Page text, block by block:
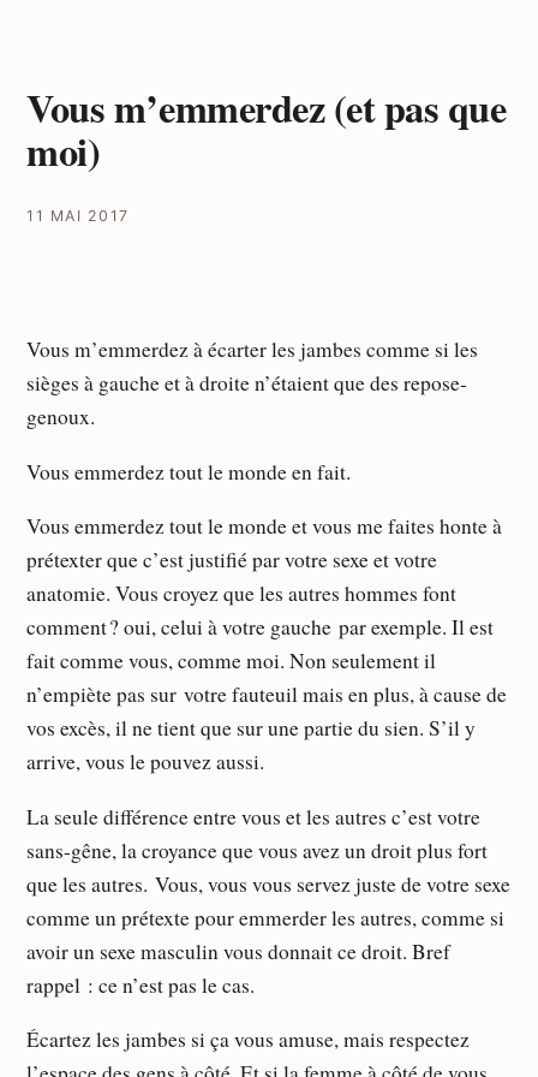
Vous m’emmerdez (et pas que
moi)
11 MAI 2017
Vous m’emmerdez à écarter les jambes comme si les
sièges à gauche et à droite n’étaient que des repose-
genoux.
Vous emmerdez tout le monde en fait.
Vous emmerdez tout le monde et vous me faites honte à
prétexter que c’est justifié par votre sexe et votre
anatomie. Vous croyez que les autres hommes font
comment ? oui, celui à votre gauche par exemple. Il est
fait comme vous, comme moi. Non seulement il
n’empiète pas sur votre fauteuil mais en plus, à cause de
vos excès, il ne tient que sur une partie du sien. S’il y
arrive, vous le pouvez aussi.
La seule différence entre vous et les autres c’est votre
sans-gêne, la croyance que vous avez un droit plus fort
que les autres. Vous, vous vous servez juste de votre sexe
comme un prétexte pour emmerder les autres, comme si
avoir un sexe masculin vous donnait ce droit. Bref
rappel : ce n’est pas le cas.
Écartez les jambes si ça vous amuse, mais respectez